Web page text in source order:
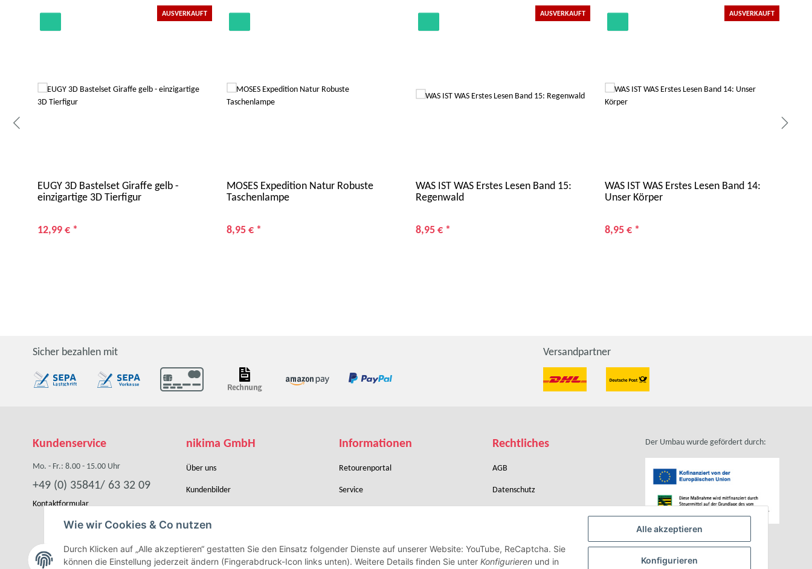
Alle akzeptieren
Konfigurieren
Wie wir Cookies & Co nutzen
Durch Klicken auf „Alle akzeptieren“ gestatten Sie den Einsatz folgender Dienste auf unserer Website: YouTube, ReCaptcha. Sie
können die Einstellung jederzeit ändern (Fingerabdruck-Icon links unten). Weitere Details finden Sie unter Konfigurieren und in
AUSVERKAUFT
EUGY 3D Bastelset Giraffe gelb -
einzigartige 3D Tierfigur
12,99 € *
MOSES Expedition Natur Robuste
Taschenlampe
8,95 € *
AUSVERKAUFT
WAS IST WAS Erstes Lesen Band 15:
Regenwald
8,95 € *
AUSVERKAUFT
WAS IST WAS Erstes Lesen Band 14:
Unser Körper
8,95 € *
Sicher bezahlen mit Versandpartner
Kundenservice
Mo. - Fr.: 8.00 - 15.00 Uhr
+49 (0) 35841/ 63 32 09
Kontaktformular
nikima GmbH
Über uns
Kundenbilder
Kooperation
Informationen
Retourenportal
Service
Widerrufsrecht
Rechtliches
AGB
Datenschutz
Impressum
Der Umbau wurde gefördert durch: